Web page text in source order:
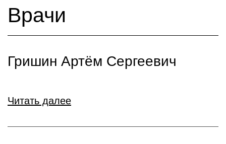
Врачи
Гришин Артём Сергеевич
Читать далее